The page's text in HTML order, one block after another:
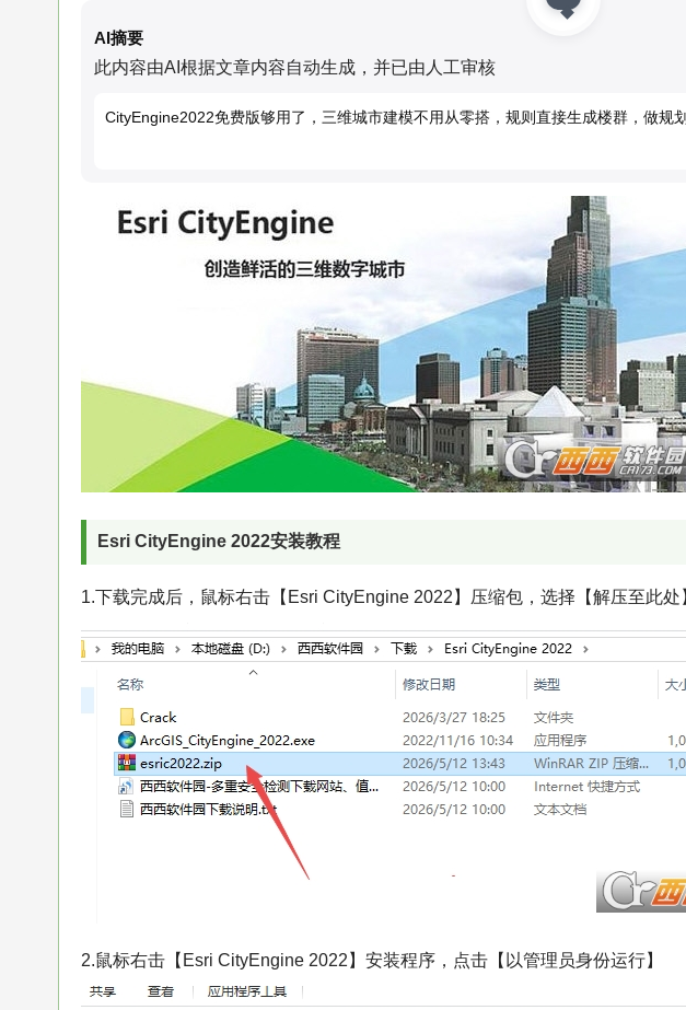
AI摘要
此内容由AI根据文章内容自动生成，并已由人工审核
CityEngine2022免费版够用了，三维城市建模不用从零搭，规则直接生成楼群，做规
Esri CityEngine 2022安装教程
1.下载完成后，鼠标右击【Esri CityEngine 2022】压缩包，选择【解压至此处
2.鼠标右击【Esri CityEngine 2022】安装程序，点击【以管理员身份运行】